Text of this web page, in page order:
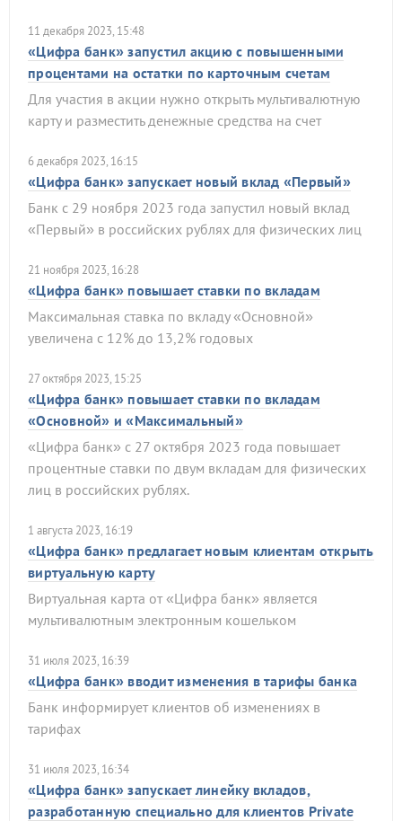
11 декабря 2023, 15:48
«Цифра банк» запустил акцию с повышенными
процентами на остатки по карточным счетам
Для участия в акции нужно открыть мультивалютную
карту и разместить денежные средства на счет
6 декабря 2023, 16:15
«Цифра банк» запускает новый вклад «Первый»
Банк с 29 ноября 2023 года запустил новый вклад
«Первый» в российских рублях для физических лиц
21 ноября 2023, 16:28
«Цифра банк» повышает ставки по вкладам
Максимальная ставка по вкладу «Основной»
увеличена с 12% до 13,2% годовых
27 октября 2023, 15:25
«Цифра банк» повышает ставки по вкладам
«Основной» и «Максимальный»
«Цифра банк» с 27 октября 2023 года повышает
процентные ставки по двум вкладам для физических
лиц в российских рублях.
1 августа 2023, 16:19
«Цифра банк» предлагает новым клиентам открыть
виртуальную карту
Виртуальная карта от «Цифра банк» является
мультивалютным электронным кошельком
31 июля 2023, 16:39
«Цифра банк» вводит изменения в тарифы банка
Банк информирует клиентов об изменениях в
тарифах
31 июля 2023, 16:34
«Цифра банк» запускает линейку вкладов,
разработанную специально для клиентов Private